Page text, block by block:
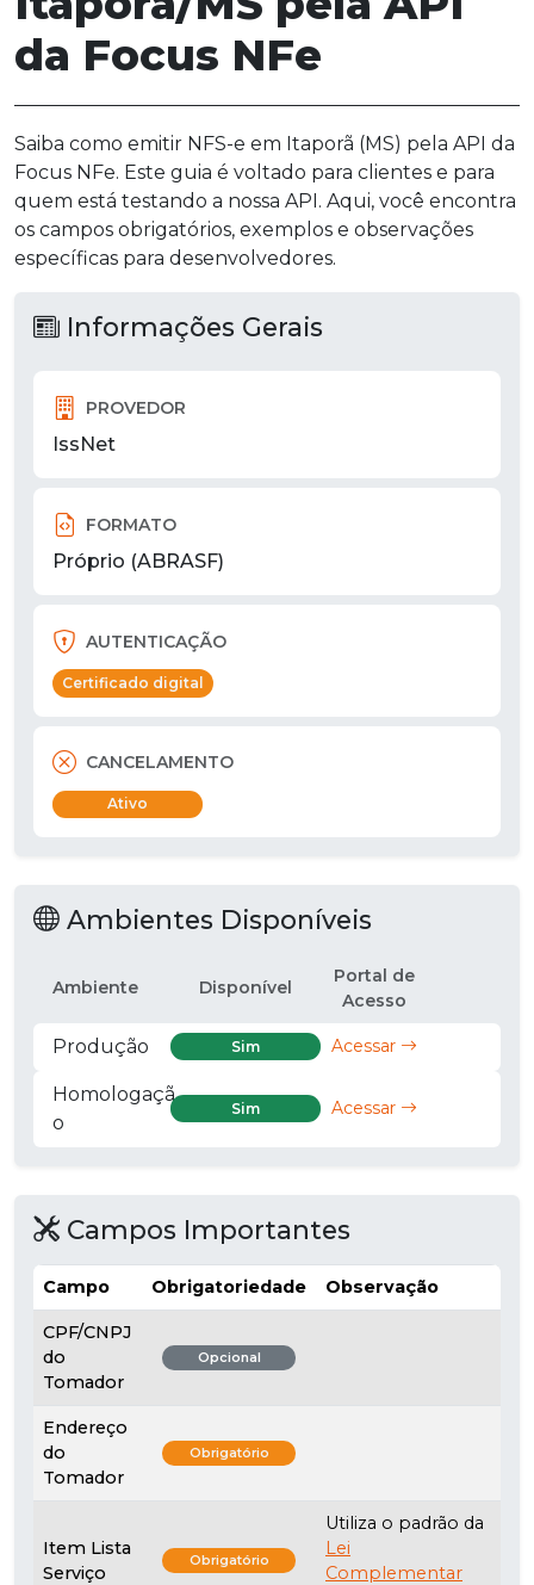
da Focus NFe
Saiba como emitir NFS-e em Itaporã (MS) pela API da
Focus NFe. Este guia é voltado para clientes e para
quem está testando a nossa API. Aqui, você encontra
os campos obrigatórios, exemplos e observações
específicas para desenvolvedores.
Informações Gerais
PROVEDOR
IssNet
FORMATO
Próprio (ABRASF)
AUTENTICAÇÃO
Certificado digital
CANCELAMENTO
Ativo
Ambientes Disponíveis
Ambiente Disponível
Portal de
Acesso
Produção Sim Acessar
Homologaçã
o
Sim Acessar
Campos Importantes
Campo Obrigatoriedade Observação
CPF/CNPJ
do
Tomador
Opcional
Endereço
do
Tomador
Obrigatório
Item Lista
Serviço
Obrigatório
Utiliza o padrão da
Lei
Complementar